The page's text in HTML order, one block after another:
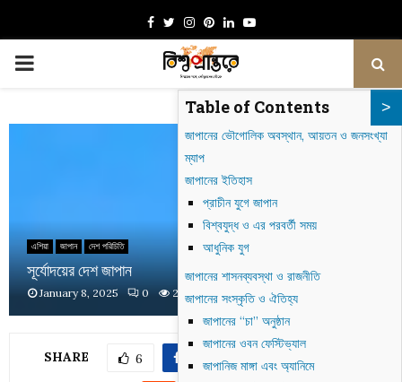
Facebook
TwitterInstagram
Pinterest
LinkedinYoutube
PRIMARY
এশিয়া জাপান দেশ পরিচিতি
সূর্যোদয়ের দেশ জাপান
January 8, 2025 0 2320
SHARE 6
Table of Contents
জাপানের ভৌগোলিক অবস্থান, আয়তন ও জনসংখ্যা
ম্যাপ
জাপানের ইতিহাস
প্রাচীন যুগে জাপান
বিশ্বযুদ্ধ ও এর পরবর্তী সময়
আধুনিক যুগ
জাপানের শাসনব্যবস্থা ও রাজনীতি
জাপানের সংস্কৃতি ও ঐতিহ্য
জাপানের “চা” অনুষ্ঠান
জাপানের ওবন ফেস্টিভ্যাল
জাপানিজ মাঙ্গা এবং অ্যানিমে